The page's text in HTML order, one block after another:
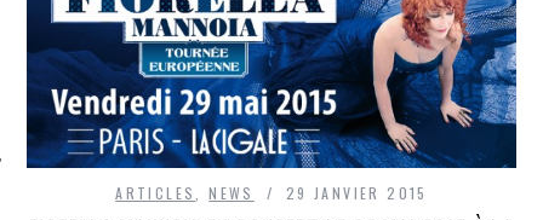
ARTICLES ,NEWS 29 JANVIER 2015